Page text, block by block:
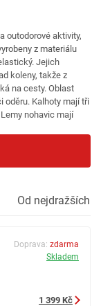
outodorové aktivity,
z materiálu
Jejich
koleny, takže z
na cesty. Oblast
oděru. Kalhoty mají tři
nohavic mají
Od nejdražších
Doprava: zdarma
Skladem
1 399 Kč